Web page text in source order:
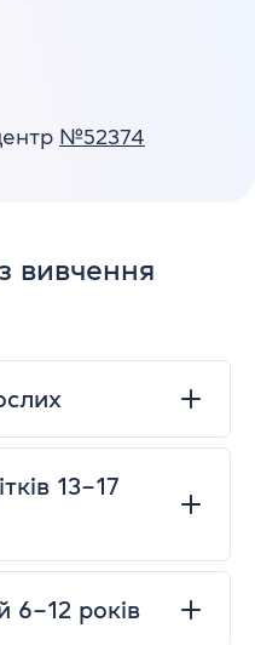
№52374
вивчення
13–17
6–12 років